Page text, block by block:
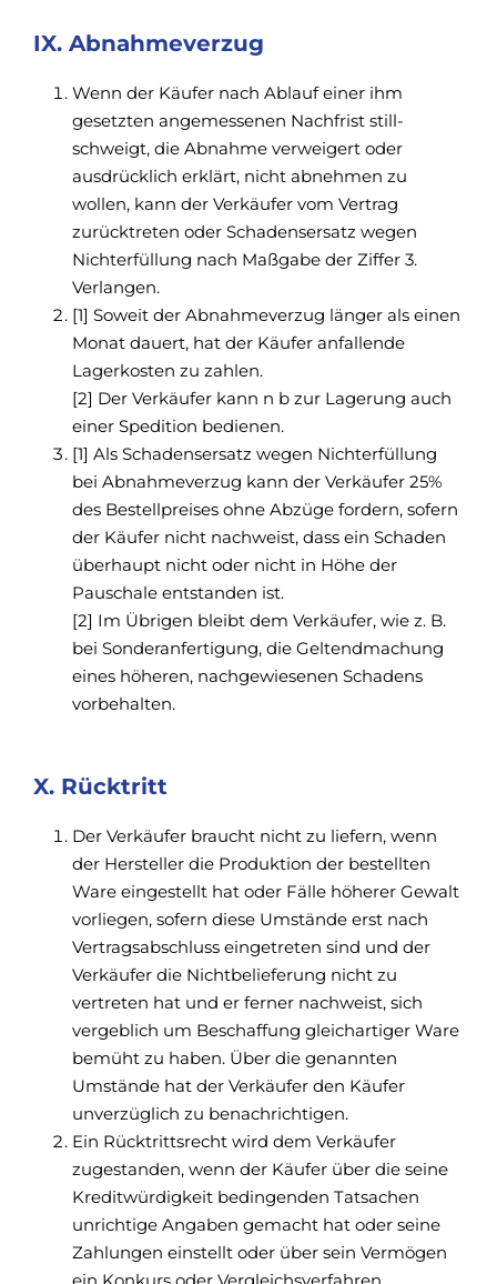
IX. Abnahmeverzug
Wenn der Käufer nach Ablauf einer ihm
gesetzten angemessenen Nachfrist still-
schweigt, die Abnahme verweigert oder
ausdrücklich erklärt, nicht abnehmen zu
wollen, kann der Verkäufer vom Vertrag
zurücktreten oder Schadensersatz wegen
Nichterfüllung nach Maßgabe der Ziffer 3.
Verlangen.
[1] Soweit der Abnahmeverzug länger als einen
Monat dauert, hat der Käufer anfallende
Lagerkosten zu zahlen.
[2] Der Verkäufer kann n b zur Lagerung auch
einer Spedition bedienen.
[1] Als Schadensersatz wegen Nichterfüllung
bei Abnahmeverzug kann der Verkäufer 25%
des Bestellpreises ohne Abzüge fordern, sofern
der Käufer nicht nachweist, dass ein Schaden
überhaupt nicht oder nicht in Höhe der
Pauschale entstanden ist.
[2] Im Übrigen bleibt dem Verkäufer, wie z. B.
bei Sonderanfertigung, die Geltendmachung
eines höheren, nachgewiesenen Schadens
vorbehalten.
X. Rücktritt
Der Verkäufer braucht nicht zu liefern, wenn
der Hersteller die Produktion der bestellten
Ware eingestellt hat oder Fälle höherer Gewalt
vorliegen, sofern diese Umstände erst nach
Vertragsabschluss eingetreten sind und der
Verkäufer die Nichtbelieferung nicht zu
vertreten hat und er ferner nachweist, sich
vergeblich um Beschaffung gleichartiger Ware
bemüht zu haben. Über die genannten
Umstände hat der Verkäufer den Käufer
unverzüglich zu benachrichtigen.
Ein Rücktrittsrecht wird dem Verkäufer
zugestanden, wenn der Käufer über die seine
Kreditwürdigkeit bedingenden Tatsachen
unrichtige Angaben gemacht hat oder seine
Zahlungen einstellt oder über sein Vermögen